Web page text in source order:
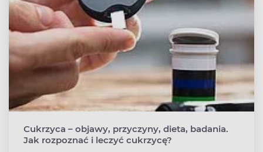
Cukrzyca – objawy, przyczyny, dieta, badania.
Jak rozpoznać i leczyć cukrzycę?